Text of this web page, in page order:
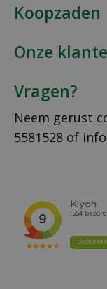
Koopzaden
Onze
Vragen?
Neem gerust
5581528 of